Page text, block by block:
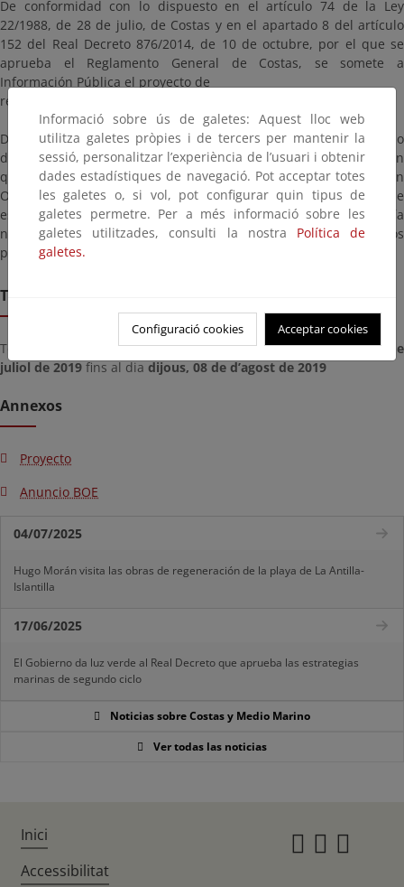
De conformidad con lo dispuesto en el artículo 74 de la Ley
22/1988, de 28 de julio, de Costas y en el apartado 8 del artículo
152 del Real Decreto 876/2014, de 10 de octubre, por el que se
aprueba el Reglamento General de Costas, se somete a
Información Pública el proyecto de
referencia.
Dicho proyecto estará a disposición del público durante un plazo
de veinte (20) días, contados a partir del día siguiente a aquél en
que tenga lugar la publicación de este anuncio en el “Boletín
Oficial del Estado”, pudiendo ser examinado en las oficinas de
esta Demarcación de Costas en el País Vasco, en la calle Gran Vía
nº 50, 7ª planta, Bilbao, plazo durante el cual los interesados
podrán formular las alegaciones que estimen oportunas.
Termini de remissió
Termini per presentar documents des del diadijous, 11 de de
juliol de 2019fins al diadijous, 08 de d’agost de 2019
Annexos
Proyecto
Anuncio BOE
04/07/2025
Hugo Morán visita las obras de regeneración de la playa de La Antilla-
Islantilla
17/06/2025
El Gobierno da luz verde al Real Decreto que aprueba las estrategias
marinas de segundo ciclo
Noticias sobre Costas y Medio Marino
Ver todas las noticias
Informació sobre ús de galetes: Aquest lloc web
utilitza galetes pròpies i de tercers per mantenir la
sessió, personalitzar l’experiència de l’usuari i obtenir
dades estadístiques de navegació. Pot acceptar totes
les galetes o, si vol, pot configurar quin tipus de
galetes permetre. Per a més informació sobre les
galetes utilitzades, consulti la nostra Política de
galetes.
Configuració cookies Acceptar cookies
Inici
Accessibilitat